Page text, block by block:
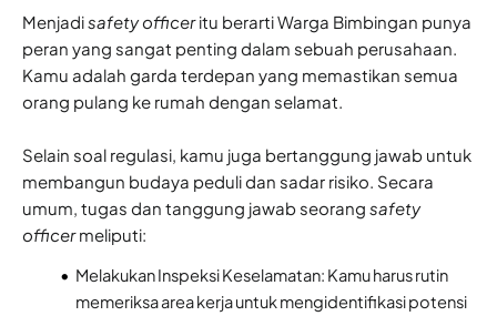
Menjadisafety officeritu berarti Warga Bimbingan punya
peran yang sangat penting dalam sebuah perusahaan.
Kamu adalah garda terdepan yang memastikan semua
orang pulang ke rumah dengan selamat.
Selain soal regulasi, kamu juga bertanggung jawab untuk
membangun budaya peduli dan sadar risiko. Secara
umum, tugas dan tanggung jawab seorang safety
officermeliputi:
Melakukan Inspeksi Keselamatan: Kamu harus rutin
memeriksa area kerja untuk mengidentifikasi potensi